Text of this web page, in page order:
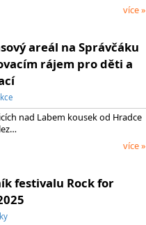
více »
areál na Správčáku
rájem pro děti a
nad Labem kousek od Hradce
více »
festivalu Rock for